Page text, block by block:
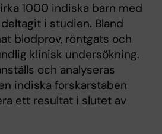
1000 indiska barn med
i studien. Bland
blodprov, röntgats och
klinisk undersökning.
och analyseras
indiska forskarstaben
ett resultat i slutet av